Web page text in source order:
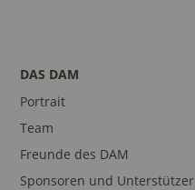
DAS DAM
Portrait
Team
Freunde des DAM
Sponsoren und Unterstützer